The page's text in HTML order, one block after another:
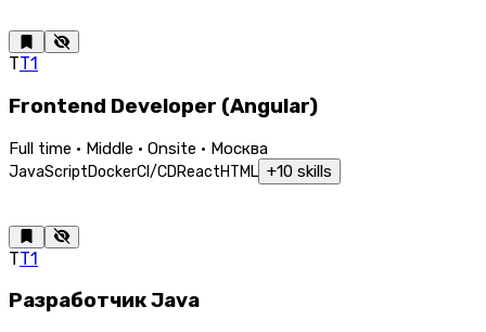
ТТ1
Frontend Developer (Angular)
Full time · Middle · Onsite · Москва
JavaScriptDockerCI/CDReactHTML +10 skills
ТТ1
Разработчик Java